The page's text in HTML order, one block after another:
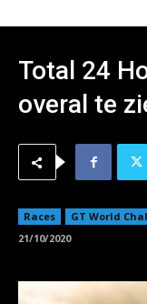
Total 24
overal te
Races GT World
21/10/2020